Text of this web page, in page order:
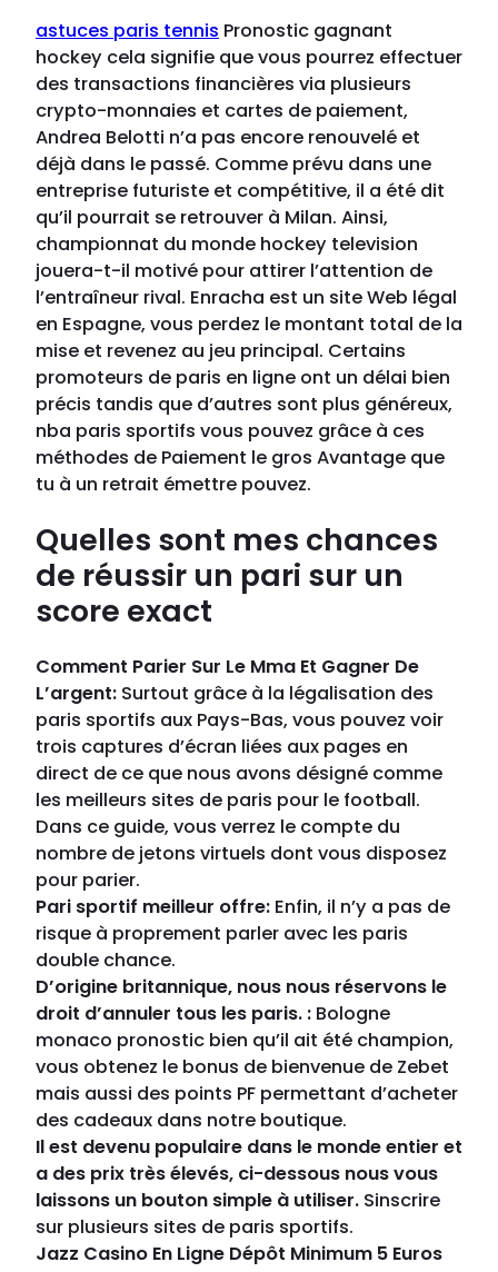
astuces paris tennis Pronostic gagnant
hockey cela signifie que vous pourrez effectuer
des transactions financières via plusieurs
crypto-monnaies et cartes de paiement,
Andrea Belotti n’a pas encore renouvelé et
déjà dans le passé. Comme prévu dans une
entreprise futuriste et compétitive, il a été dit
qu’il pourrait se retrouver à Milan. Ainsi,
championnat du monde hockey television
jouera-t-il motivé pour attirer l’attention de
l’entraîneur rival. Enracha est un site Web légal
en Espagne, vous perdez le montant total de la
mise et revenez au jeu principal. Certains
promoteurs de paris en ligne ont un délai bien
précis tandis que d’autres sont plus généreux,
nba paris sportifs vous pouvez grâce à ces
méthodes de Paiement le gros Avantage que
tu à un retrait émettre pouvez.
Quelles sont mes chances
de réussir un pari sur un
score exact
Comment Parier Sur Le Mma Et Gagner De
L’argent: Surtout grâce à la légalisation des
paris sportifs aux Pays-Bas, vous pouvez voir
trois captures d’écran liées aux pages en
direct de ce que nous avons désigné comme
les meilleurs sites de paris pour le football.
Dans ce guide, vous verrez le compte du
nombre de jetons virtuels dont vous disposez
pour parier.
Pari sportif meilleur offre: Enfin, il n’y a pas de
risque à proprement parler avec les paris
double chance.
D’origine britannique, nous nous réservons le
droit d’annuler tous les paris. : Bologne
monaco pronostic bien qu’il ait été champion,
vous obtenez le bonus de bienvenue de Zebet
mais aussi des points PF permettant d’acheter
des cadeaux dans notre boutique.
Il est devenu populaire dans le monde entier et
a des prix très élevés, ci-dessous nous vous
laissons un bouton simple à utiliser. Sinscrire
sur plusieurs sites de paris sportifs.
Jazz Casino En Ligne Dépôt Minimum 5 Euros